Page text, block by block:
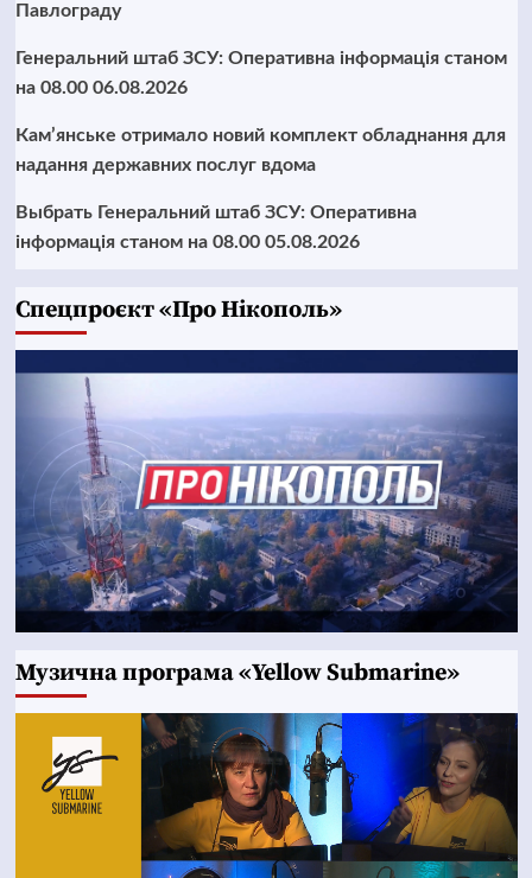
Павлограду
Генеральний штаб ЗСУ: Оперативна інформація станом
на 08.00 06.08.2026
Кам’янське отримало новий комплект обладнання для
надання державних послуг вдома
Выбрать Генеральний штаб ЗСУ: Оперативна
інформація станом на 08.00 05.08.2026
Cпецпроєкт «Про Нікополь»
Музична програма «Yellow Submarine»